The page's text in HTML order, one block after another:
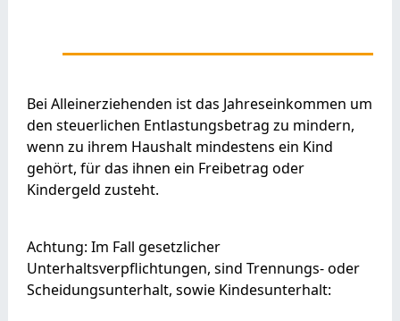
Bei Alleinerziehenden ist das Jahreseinkommen um
den steuerlichen Entlastungsbetrag zu mindern,
wenn zu ihrem Haushalt mindestens ein Kind
gehört, für das ihnen ein Freibetrag oder
Kindergeld zusteht.
Achtung: Im Fall gesetzlicher
Unterhaltsverpflichtungen, sind Trennungs- oder
Scheidungsunterhalt, sowie Kindesunterhalt: